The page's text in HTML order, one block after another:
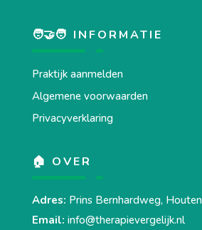
🧑‍🤝‍🧑 INFORMATIE
Praktijk aanmelden
Algemene voorwaarden
Privacyverklaring
🏠 OVER
Adres: Prins Bernhardweg, Houten
Email: info@therapievergelijk.nl